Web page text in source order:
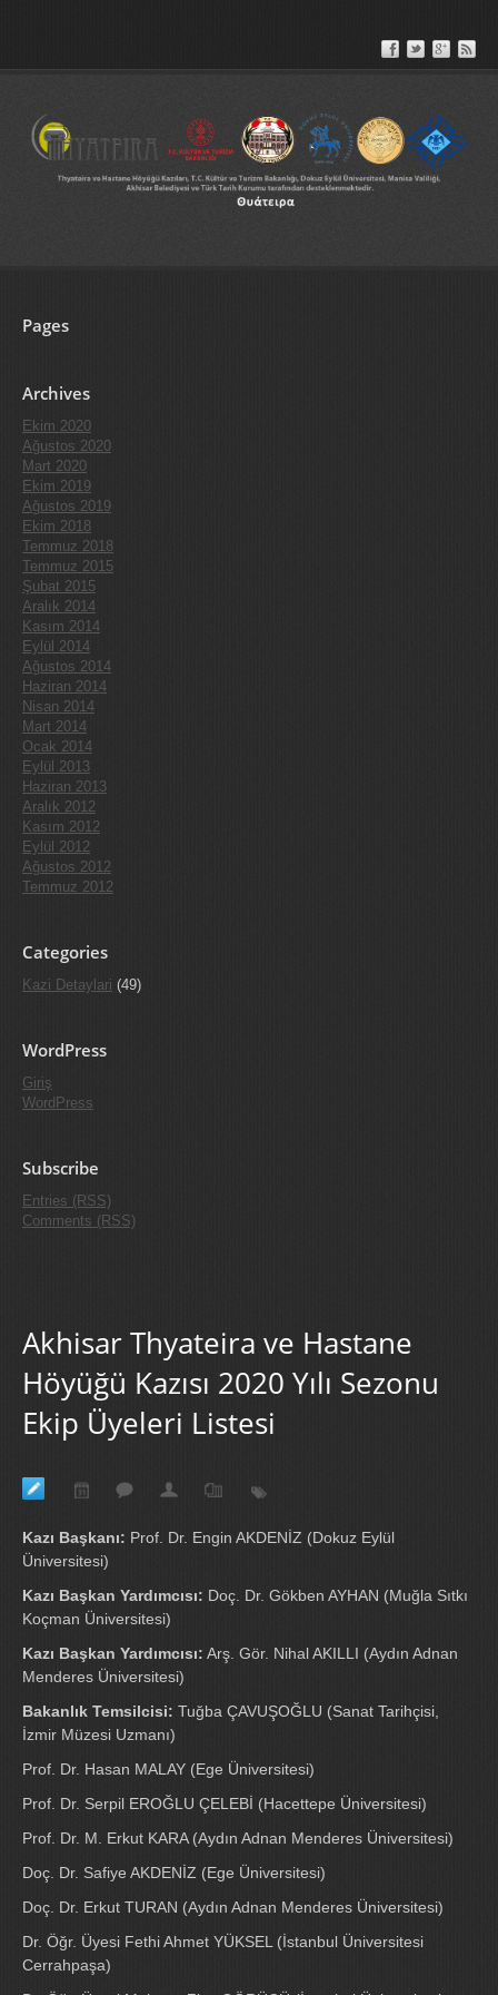
Pages
Archives
Ekim 2020
Ağustos 2020
Mart 2020
Ekim 2019
Ağustos 2019
Ekim 2018
Temmuz 2018
Temmuz 2015
Şubat 2015
Aralık 2014
Kasım 2014
Eylül 2014
Ağustos 2014
Haziran 2014
Nisan 2014
Mart 2014
Ocak 2014
Eylül 2013
Haziran 2013
Aralık 2012
Kasım 2012
Eylül 2012
Ağustos 2012
Temmuz 2012
Categories
Kazi Detaylari (49)
WordPress
Giriş
WordPress
Subscribe
Entries (RSS)
Comments (RSS)
Akhisar Thyateira ve Hastane
Höyüğü Kazısı 2020 Yılı Sezonu
Ekip Üyeleri Listesi
Kazı Başkanı: Prof. Dr. Engin AKDENİZ (Dokuz Eylül
Üniversitesi)
Kazı Başkan Yardımcısı: Doç. Dr. Gökben AYHAN (Muğla Sıtkı
Koçman Üniversitesi)
Kazı Başkan Yardımcısı: Arş. Gör. Nihal AKILLI (Aydın Adnan
Menderes Üniversitesi)
Bakanlık Temsilcisi: Tuğba ÇAVUŞOĞLU (Sanat Tarihçisi,
İzmir Müzesi Uzmanı)
Prof. Dr. Hasan MALAY (Ege Üniversitesi)
Prof. Dr. Serpil EROĞLU ÇELEBİ (Hacettepe Üniversitesi)
Prof. Dr. M. Erkut KARA (Aydın Adnan Menderes Üniversitesi)
Doç. Dr. Safiye AKDENİZ (Ege Üniversitesi)
Doç. Dr. Erkut TURAN (Aydın Adnan Menderes Üniversitesi)
Dr. Öğr. Üyesi Fethi Ahmet YÜKSEL (İstanbul Üniversitesi
Cerrahpaşa)